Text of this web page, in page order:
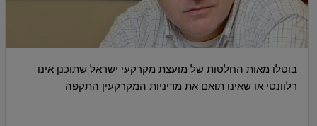
בוטלו מאות החלטות של מועצת מקרקעי ישראל שתוכנן אינו
רלוונטי או שאינו תואם את מדיניות המקרקעין התקפה